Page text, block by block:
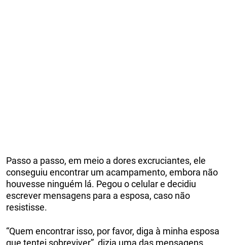
Passo a passo, em meio a dores excruciantes, ele
conseguiu encontrar um acampamento, embora não
houvesse ninguém lá. Pegou o celular e decidiu
escrever mensagens para a esposa, caso não
resistisse.
“Quem encontrar isso, por favor, diga à minha esposa